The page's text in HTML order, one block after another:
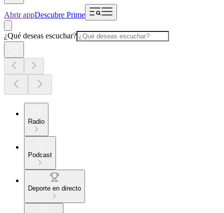
Abrir appDescubre Prime
¿Qué deseas escuchar?
Radio
Podcast
Deporte en directo